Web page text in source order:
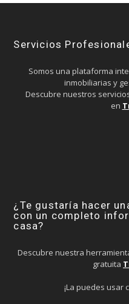
Servicios
Somos una plataforma
inmobiliarias y
Descubre nuestros
en
¿Te gustaría hacer
con un completo
casa?
Descubre nuestra
gratuita
¡La puedes usar